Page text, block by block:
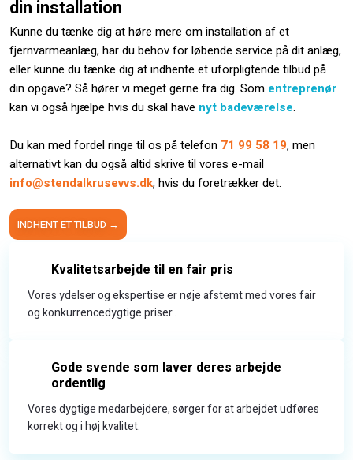
din installation
Kunne du tænke dig at høre mere om installation af et
fjernvarmeanlæg, har du behov for løbende service på dit anlæg,
eller kunne du tænke dig at indhente et uforpligtende tilbud på
din opgave? Så hører vi meget gerne fra dig. Som entreprenør
kan vi også hjælpe hvis du skal have nyt badeværelse.
Du kan med fordel ringe til os på telefon 71 99 58 19, men
alternativt kan du også altid skrive til vores e-mail
info@stendalkrusevvs.dk, hvis du foretrækker det.
INDHENT E​T TILBUD →
Kvalitetsarbejde til en fair pris
Vores ydelser og ekspertise er nøje afstemt med vores fair
og konkurrencedygtige priser..
Gode svende som laver deres arbejde
ordentlig
Vores dygtige medarbejdere, sørger for at arbejdet udføres
korrekt og i høj kvalitet.